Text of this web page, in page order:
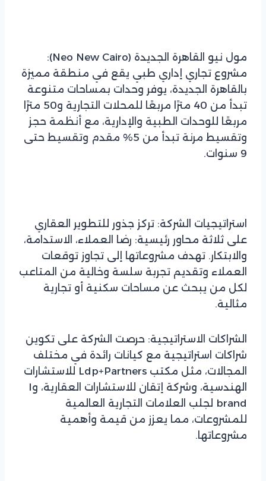
مول نيو القاهرة الجديدة (Neo New Cairo):
مشروع تجاري إداري طبي يقع في منطقة مميزة
بالقاهرة الجديدة، يوفر وحدات بمساحات متنوعة
تبدأ من 40 مترًا مربعًا للمحلات التجارية و50 مترًا
مربعًا للوحدات الطبية والإدارية، مع أنظمة حجز
وتقسيط مرنة تبدأ من 5% مقدم وتقسيط حتى
9 سنوات.
استراتيجيات الشركة: تركز جذور للتطوير العقاري
على ثلاثة محاور رئيسية: رضا العملاء، الاستدامة،
والابتكار. تهدف مشروعاتها إلى تجاوز توقعات
العملاء وتقديم تجربة سلسة وخالية من المتاعب
لكل من يبحث عن مساحات سكنية أو تجارية
مثالية.
الشراكات الاستراتيجية: حرصت الشركة على تكوين
شراكات استراتيجية مع كيانات رائدة في مختلف
المجالات، مثل مكتب Ldp+Partners للاستشارات
الهندسية، وشركة إتقان للاستشارات العقارية، وI
brand لجلب العلامات التجارية العالمية
للمشروعات، مما يعزز من قيمة وأهمية
مشروعاتها.